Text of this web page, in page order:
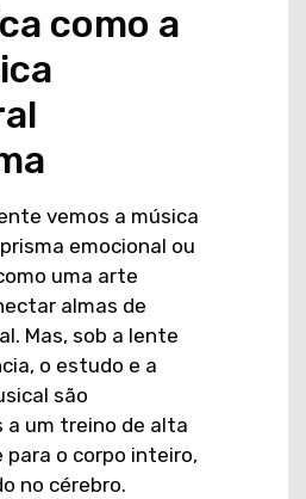
como a
vemos a música
emocional ou
uma arte
almas de
Mas, sob a lente
o estudo e a
são
a um treino de alta
o corpo inteiro,
no cérebro.